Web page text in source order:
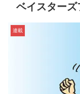
ベイスター
連載